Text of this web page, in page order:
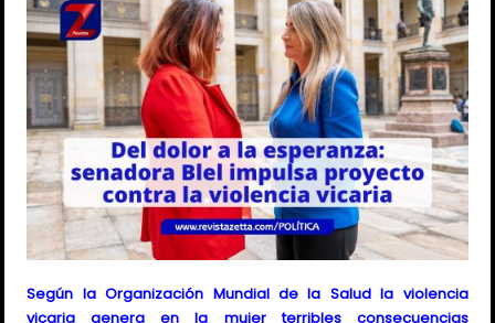
Según la Organización Mundial de la Salud la violencia
vicaria genera en la mujer terribles consecuencias